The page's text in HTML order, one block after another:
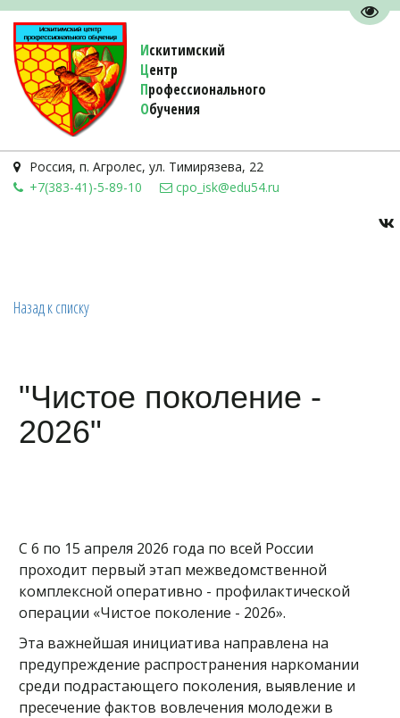
Искитимский
Центр
Профессионального
Обучения
Россия, п. Агролес, ул. Тимирязева, 22
+7(383-41)-5-89-10
cpo_isk@edu54.ru
Назад к списку
"Чистое поколение -
2026"
С 6 по 15 апреля 2026 года по всей России
проходит первый этап межведомственной
комплексной оперативно - профилактической
операции «Чистое поколение - 2026».
Эта важнейшая инициатива направлена на
предупреждение распространения наркомании
среди подрастающего поколения, выявление и
пресечение фактов вовлечения молодежи в